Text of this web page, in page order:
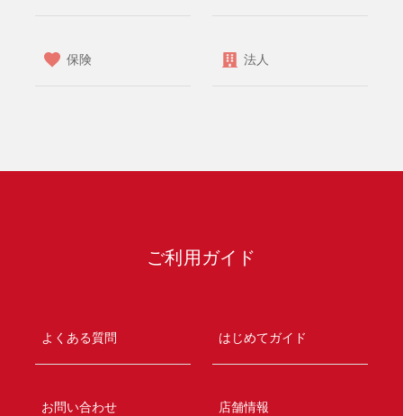
保険 法人
ご利用ガイド
よくある質問 はじめてガイド
お問い合わせ 店舗情報